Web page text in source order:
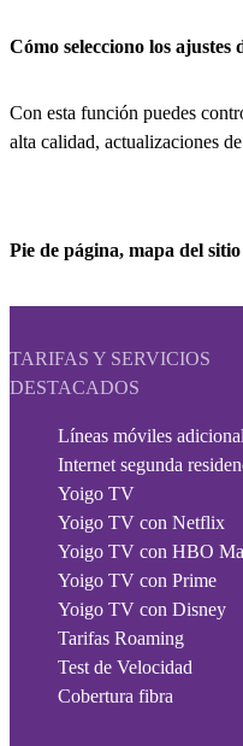
Cómo selecciono los ajustes
Con esta función puedes
alta calidad, actualizaciones
Pie de página, mapa del
TARIFAS Y SERVICIOS
DESTACADOS
Líneas móviles
Internet segunda
Yoigo TV
Yoigo TV con Netflix
Yoigo TV con HBO
Yoigo TV con Prime
Yoigo TV con Disney
Tarifas Roaming
Test de Velocidad
Cobertura fibra